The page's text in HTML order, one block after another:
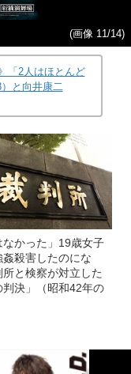
(画像 11/14)
「2人はほとんど
と向井康二
なかった」19歳女子
姦殺害したのにな
と検察が対立した
判決」（昭和42年の